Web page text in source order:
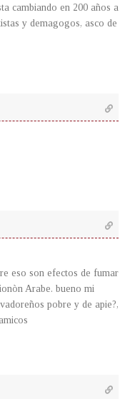
cambiando en 200 años a
y demagogos, asco de
eso son efectos de fumar
Arabe. bueno mi
pobre y de apie?,